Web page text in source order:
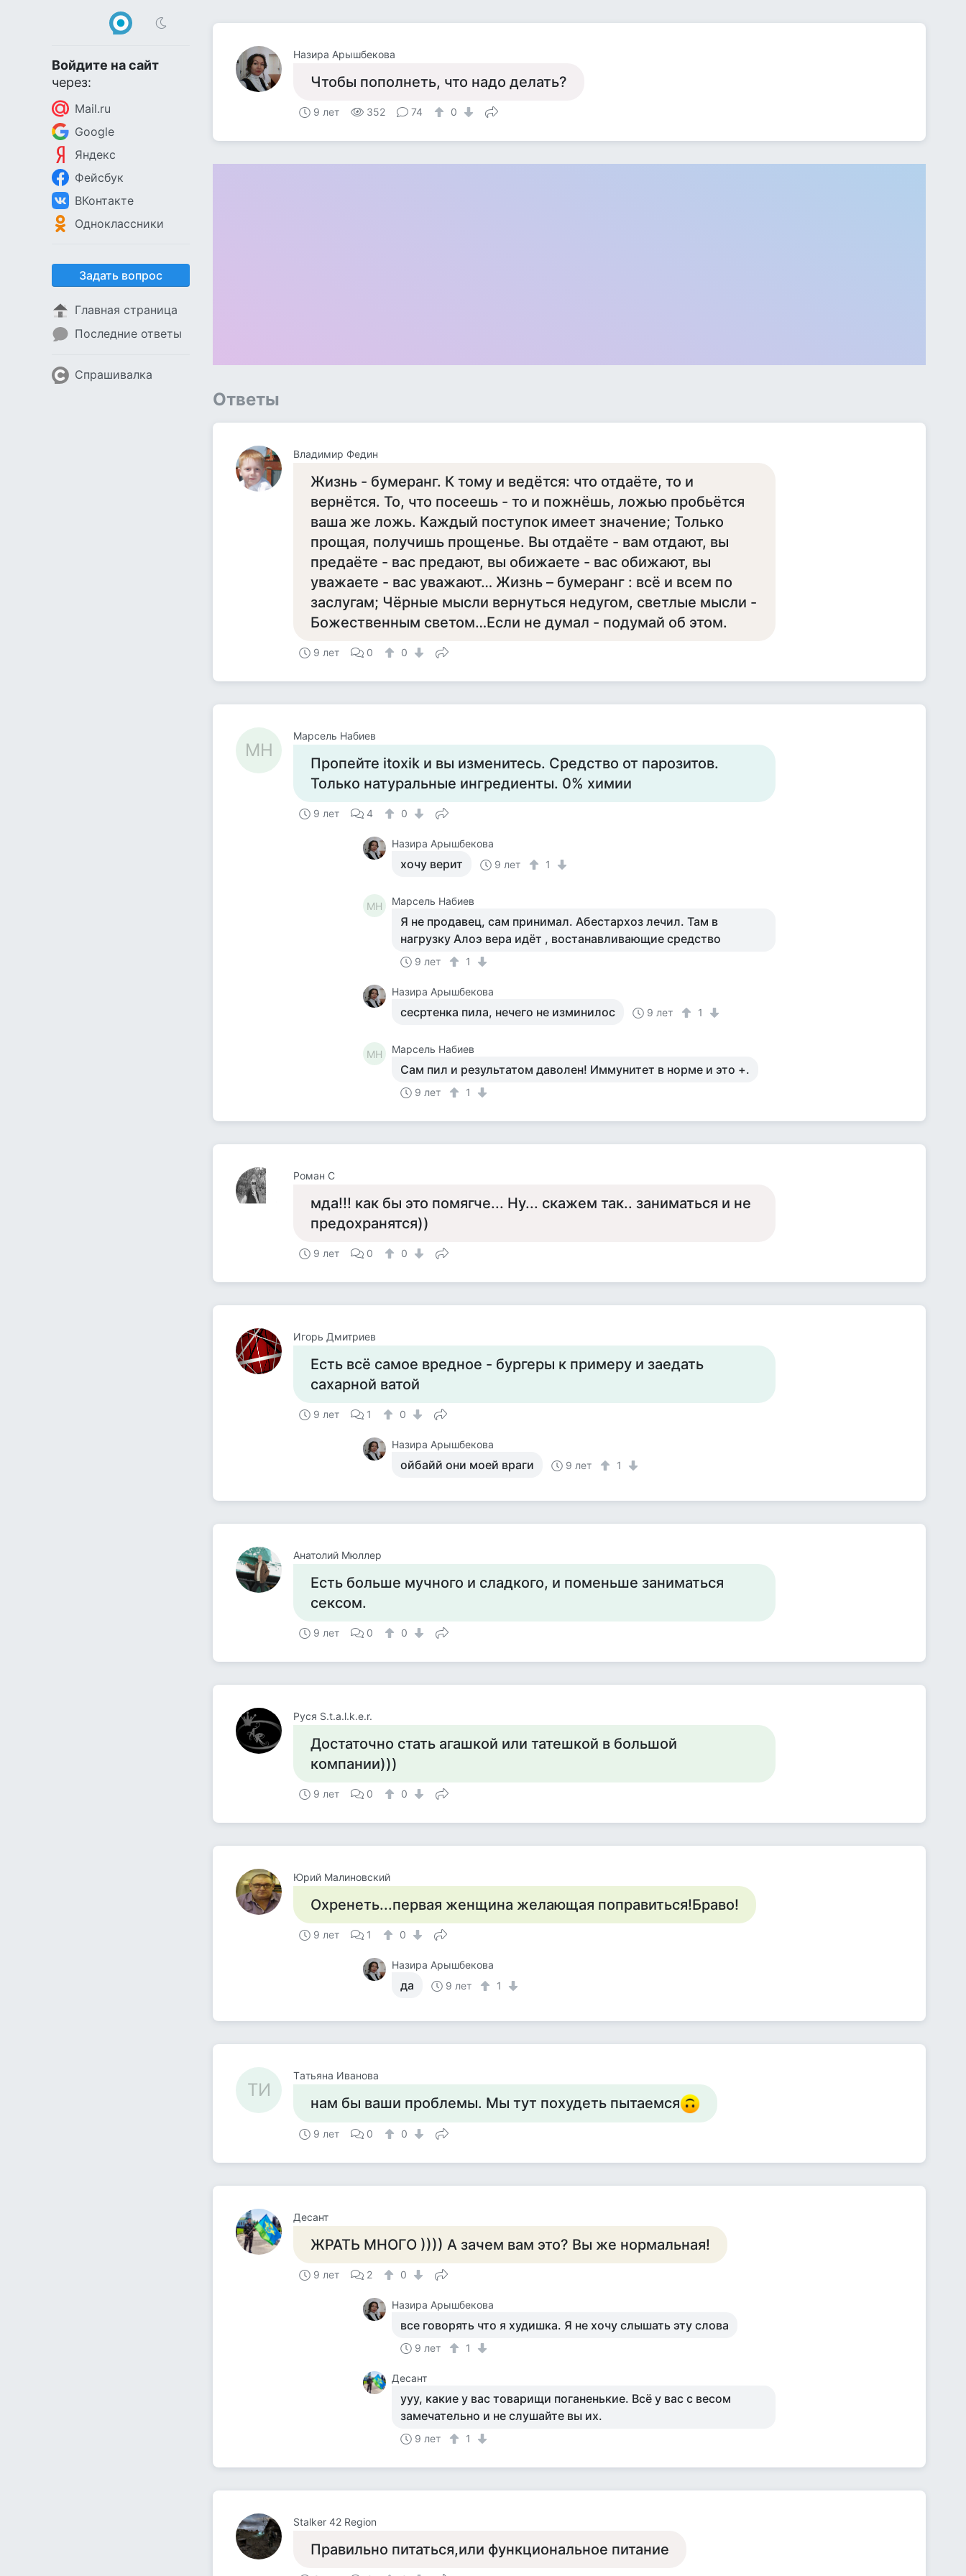
Войдите на сайт
через:
Mail.ru
Google
Яндекс
Фейсбук
ВКонтакте
Одноклассники
Задать вопрос
Главная страница
Последние ответы
Спрашивалка
Назира Арышбекова
Чтобы пополнеть, что надо делать?
9 лет 352 74 0
Ответы
Владимир Федин
Жизнь - бумеранг. К тому и ведётся: что отдаёте, то и
вернётся. То, что посеешь - то и пожнёшь, ложью пробьётся
ваша же ложь. Каждый поступок имеет значение; Только
прощая, получишь прощенье. Вы отдаёте - вам отдают, вы
предаёте - вас предают, вы обижаете - вас обижают, вы
уважаете - вас уважают… Жизнь – бумеранг : всё и всем по
заслугам; Чёрные мысли вернуться недугом, светлые мысли -
Божественным светом…Если не думал - подумай об этом.
9 лет 0 0
МН
Марсель Набиев
Пропейте itoxik и вы изменитесь. Средство от парозитов.
Только натуральные ингредиенты. 0% химии
9 лет 4 0
Назира Арышбекова
хочу верит 9 лет 1
МН Марсель Набиев
Я не продавец, сам принимал. Абестархоз лечил. Там в
нагрузку Алоэ вера идёт , востанавливающие средство
9 лет 1
Назира Арышбекова
сесртенка пила, нечего не изминилос 9 лет 1
МН Марсель Набиев
Сам пил и результатом даволен! Иммунитет в норме и это +.
9 лет 1
Роман C
мда!!! как бы это помягче... Ну... скажем так.. заниматься и не
предохранятся))
9 лет 0 0
Игорь Дмитриев
Есть всё самое вредное - бургеры к примеру и заедать
сахарной ватой
9 лет 1 0
Назира Арышбекова
ойбайй они моей враги 9 лет 1
Анатолий Мюллер
Есть больше мучного и сладкого, и поменьше заниматься
сексом.
9 лет 0 0
Руся S.t.a.l.k.e.r.
Достаточно стать агашкой или татешкой в большой
компании)))
9 лет 0 0
Юрий Малиновский
Охренеть...первая женщина желающая поправиться!Браво!
9 лет 1 0
Назира Арышбекова
да 9 лет 1
ТИ
Тaтьяна Иванова
нам бы ваши проблемы. Мы тут похудеть пытаемся
9 лет 0 0
Десант
ЖРАТЬ МНОГО )))) А зачем вам это? Вы же нормальная!
9 лет 2 0
Назира Арышбекова
все говорять что я худишка. Я не хочу слышать эту слова
9 лет 1
Десант
ууу, какие у вас товарищи поганенькие. Всё у вас с весом
замечательно и не слушайте вы их.
9 лет 1
Stalker 42 Region
Правильно питаться,или функциональное питание